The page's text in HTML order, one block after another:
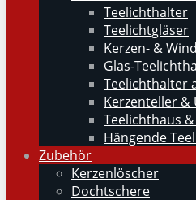
Teelichthalter
Teelichtgläser
Kerzen- &
Glas-
Teelichthalter
Kerzenteller &
Teelichthaus
Hängende
Zubehör
Kerzenlöscher
Dochtschere